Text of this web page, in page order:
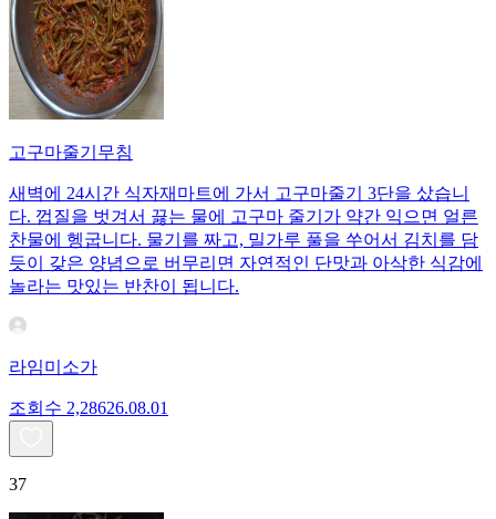
고구마줄기무침
새벽에 24시간 식자재마트에 가서 고구마줄기 3단을 샀습니
다. 껍질을 벗겨서 끓는 물에 고구마 줄기가 약간 익으면 얼른
찬물에 헹굽니다. 물기를 짜고, 밀가루 풀을 쑤어서 김치를 담
듯이 갖은 양념으로 버무리면 자연적인 단맛과 아삭한 식감에
놀라는 맛있는 반찬이 됩니다.
라임미소가
조회수 2,28626.08.01
37